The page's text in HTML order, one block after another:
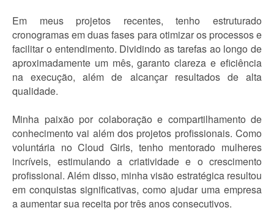
Em meus projetos recentes, tenho estruturado
cronogramas em duas fases para otimizar os processos e
facilitar o entendimento. Dividindo as tarefas ao longo de
aproximadamente um mês, garanto clareza e eficiência
na execução, além de alcançar resultados de alta
qualidade.
Minha paixão por colaboração e compartilhamento de
conhecimento vai além dos projetos profissionais. Como
voluntária no Cloud Girls, tenho mentorado mulheres
incríveis, estimulando a criatividade e o crescimento
profissional. Além disso, minha visão estratégica resultou
em conquistas significativas, como ajudar uma empresa
a aumentar sua receita por três anos consecutivos.